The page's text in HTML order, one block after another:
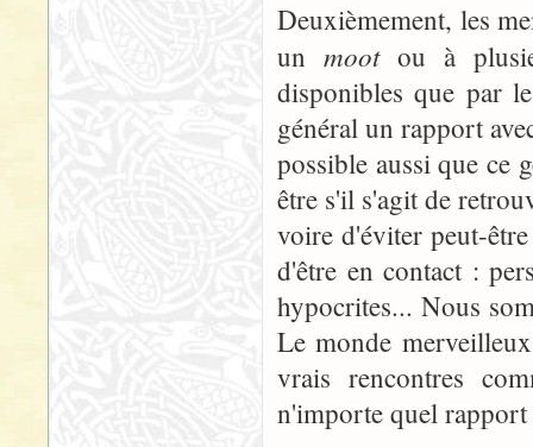
Deuxièmement, les
un mootou à
disponibles que par
général un rapport
possible aussi que ce
être s'il s'agit de
voire d'éviter peut-
d'être en contact :
hypocrites... Nous
Le monde
vrais rencontres
n'importe quel